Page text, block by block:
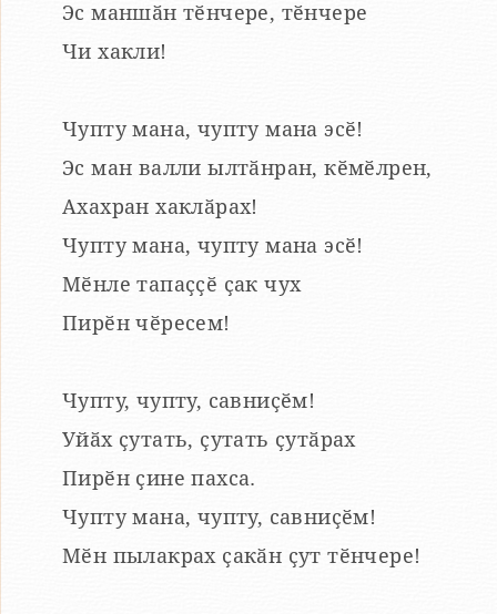
Эс маншӑн тӗнчере, тӗнчере
Чи хакли!
Чупту мана, чупту мана эсӗ!
Эс ман валли ылтӑнран, кӗмӗлрен,
Ахахран хаклӑрах!
Чупту мана, чупту мана эсӗ!
Мӗнле тапаҫҫӗ ҫак чух
Пирӗн чӗресем!
Чупту, чупту, савниҫӗм!
Уйӑх ҫутать, ҫутать ҫутӑрах
Пирӗн ҫине пахса.
Чупту мана, чупту, савниҫӗм!
Мӗн пылакрах ҫакӑн ҫут тӗнчере!